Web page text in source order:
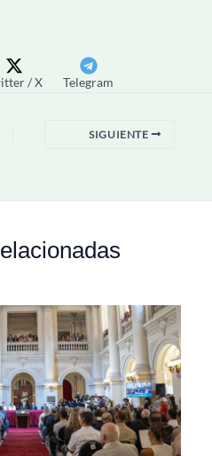
/ X Telegram
SIGUIENTE